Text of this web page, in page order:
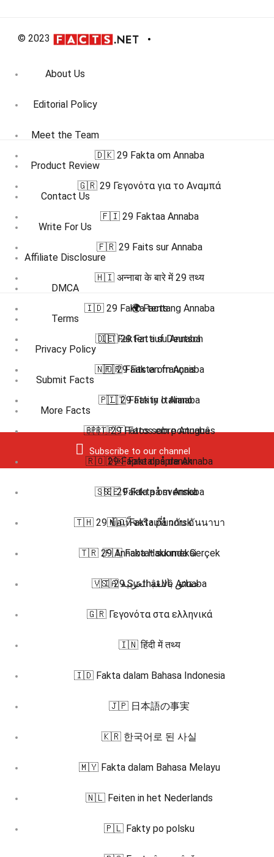
© 2023
About Us
Editorial Policy
Meet the Team
Product Review
Contact Us
Write For Us
Affiliate Disclosure
DMCA
Terms
Privacy Policy
Submit Facts
More Facts
Subscribe to our channel
🇩🇰 29 Fakta om Annaba
🇬🇷 29 Γεγονότα για το Αναμπά
🇫🇮 29 Faktaa Annaba
🇫🇷 29 Faits sur Annaba
🇭🇮 अन्नाबा के बारे में 29 तथ्य
🇮🇩 29 Fakta tentang Annaba
🇮🇹 29 Fatti su Annaba
🇳🇴 29 Fakta om Annaba
🇵🇱 29 Fakty o Annaba
🇵🇹 29 Fatos sobre Annaba
🇷🇴 29 Fapte despre Annaba
🇸🇪 29 Fakta om Annaba
🇹🇭 29 ข้อเท็จจริงเกี่ยวกับ อันนาบา
🇹🇷 29 Annaba Hakkında Gerçek
🇻🇮 29 Sự thật về Annaba
🌍 Facts
🇩🇪 Fakten auf Deutsch
🇫🇷 Faits en français
🇮🇹 Fatti in Italiano
🇧🇷 🇵🇹 Fatos em português
🇩🇰 Fakta på dansk
🇸🇪 Fakta på svenska
🇳🇴 Fakta på norsk
🇫🇮 Faktat suomeksi
🇸🇦 حقائق باللغة العربية
🇬🇷 Γεγονότα στα ελληνικά
🇮🇳 हिंदी में तथ्य
🇮🇩 Fakta dalam Bahasa Indonesia
🇯🇵 日本語の事実
🇰🇷 한국어로 된 사실
🇲🇾 Fakta dalam Bahasa Melayu
🇳🇱 Feiten in het Nederlands
🇵🇱 Fakty po polsku